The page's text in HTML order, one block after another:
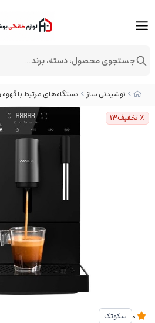
نوشیدنی ساز دستگاه‌های مرتبط با
٪ تخفیف13
سکوتک
جستجوی محصول، دسته، برند...